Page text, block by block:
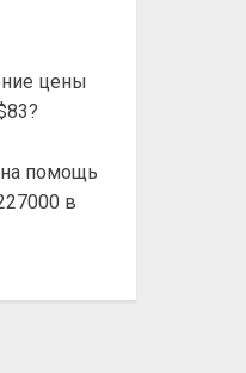
цены
помощь
в